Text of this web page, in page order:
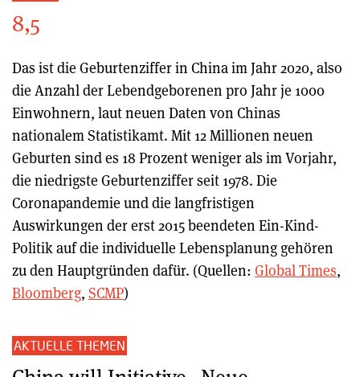
8,5
Das ist die Geburtenziffer in China im Jahr 2020, also
die Anzahl der Lebendgeborenen pro Jahr je 1000
Einwohnern, laut neuen Daten von Chinas
nationalem Statistikamt. Mit 12 Millionen neuen
Geburten sind es 18 Prozent weniger als im Vorjahr,
die niedrigste Geburtenziffer seit 1978. Die
Coronapandemie und die langfristigen
Auswirkungen der erst 2015 beendeten Ein-Kind-
Politik auf die individuelle Lebensplanung gehören
zu den Hauptgründen dafür. (Quellen: Global Times,
Bloomberg, SCMP)
AKTUELLE THEMEN